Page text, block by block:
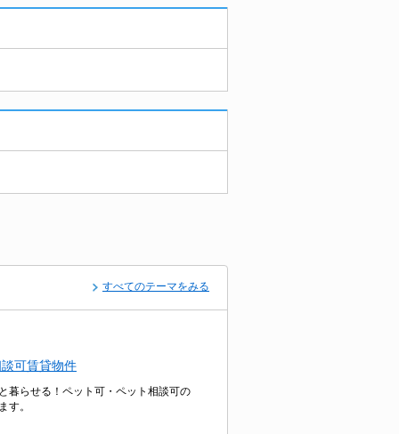
すべてのテーマをみる
可賃貸物件
暮らせる！ペット可・ペット相談可の
す。